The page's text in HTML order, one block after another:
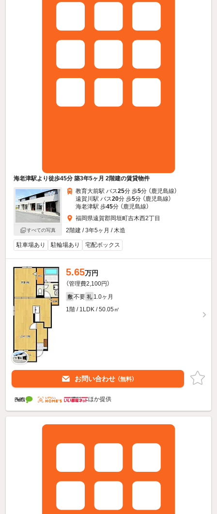
海老津駅より徒歩45分 築3年5ヶ月 2階建の賃貸物件
すべての写真
教育大前駅 バス25分 歩5分 （鹿児島線）
遠賀川駅 バス20分 歩5分 （鹿児島線）
海老津駅 歩45分 （鹿児島線）
福岡県遠賀郡岡垣町吉木西2丁目
2階建 / 3年5ヶ月 / 木造
駐車場あり 駐輪場あり 宅配ボックス
5.65万円
（管理費2,100円）
敷 不要 礼 1.0ヶ月
1階 / 1LDK / 50.05㎡
お問い合わせ （無料）
ほか提供